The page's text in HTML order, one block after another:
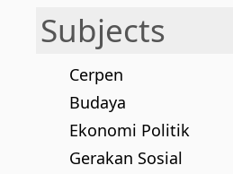
Subjects
Cerpen
Budaya
Ekonomi Politik
Gerakan Sosial